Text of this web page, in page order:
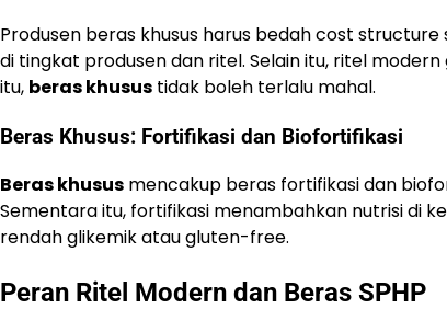
Produsen beras khusus harus bedah cost
di tingkat produsen dan ritel. Selain itu, ritel
itu, beras khusus tidak boleh terlalu mahal.
Beras Khusus: Fortifikasi dan Biofortifikasi
Beras khusus mencakup beras fortifikasi dan
Sementara itu, fortifikasi menambahkan nutrisi di
rendah glikemik atau gluten-free.
Peran Ritel Modern dan Beras SPHP